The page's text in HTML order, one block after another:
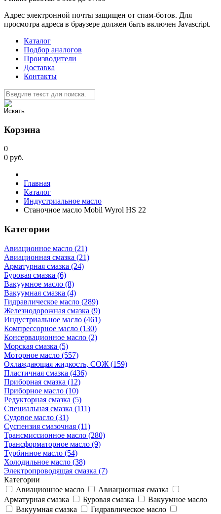
Адрес электронной почты защищен от спам-ботов. Для
просмотра адреса в браузере должен быть включен Javascript.
Каталог
Подбор аналогов
Производители
Доставка
Контакты
Корзина
0
0 руб.
Главная
Каталог
Индустриальное масло
Станочное масло Mobil Wyrol HS 22
Категории
Авиационное масло (21)
Авиационная смазка (21)
Арматурная смазка (24)
Буровая смазка (6)
Вакуумное масло (8)
Вакуумная смазка (4)
Гидравлическое масло (289)
Железнодорожная смазка (9)
Индустриальное масло (461)
Компрессорное масло (130)
Консервационное масло (2)
Морская смазка (5)
Моторное масло (557)
Охлаждающая жидкость, СОЖ (159)
Пластичная смазка (436)
Приборная смазка (12)
Приборное масло (10)
Редукторная смазка (5)
Специальная смазка (111)
Судовое масло (31)
Суспензия смазочная (11)
Трансмиссионное масло (280)
Трансформаторное масло (9)
Турбинное масло (54)
Холодильное масло (38)
Электропроводящая смазка (7)
Категории
Авиационное масло
Авиационная смазка
Арматурная смазка
Буровая смазка
Вакуумное масло
Вакуумная смазка
Гидравлическое масло